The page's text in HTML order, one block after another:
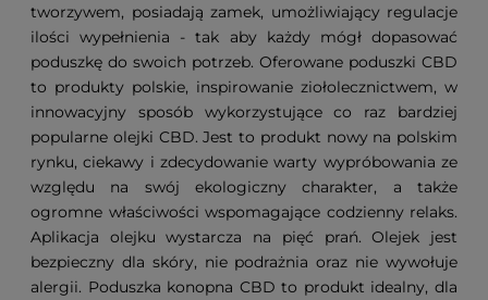
tworzywem, posiadają zamek, umożliwiający regulacje
ilości wypełnienia - tak aby każdy mógł dopasować
poduszkę do swoich potrzeb. Oferowane poduszki CBD
to produkty polskie, inspirowanie ziołolecznictwem, w
innowacyjny sposób wykorzystujące co raz bardziej
popularne olejki CBD. Jest to produkt nowy na polskim
rynku, ciekawy i zdecydowanie warty wypróbowania ze
względu na swój ekologiczny charakter, a także
ogromne właściwości wspomagające codzienny relaks.
Aplikacja olejku wystarcza na pięć prań. Olejek jest
bezpieczny dla skóry, nie podrażnia oraz nie wywołuje
alergii. Poduszka konopna CBD to produkt idealny, dla